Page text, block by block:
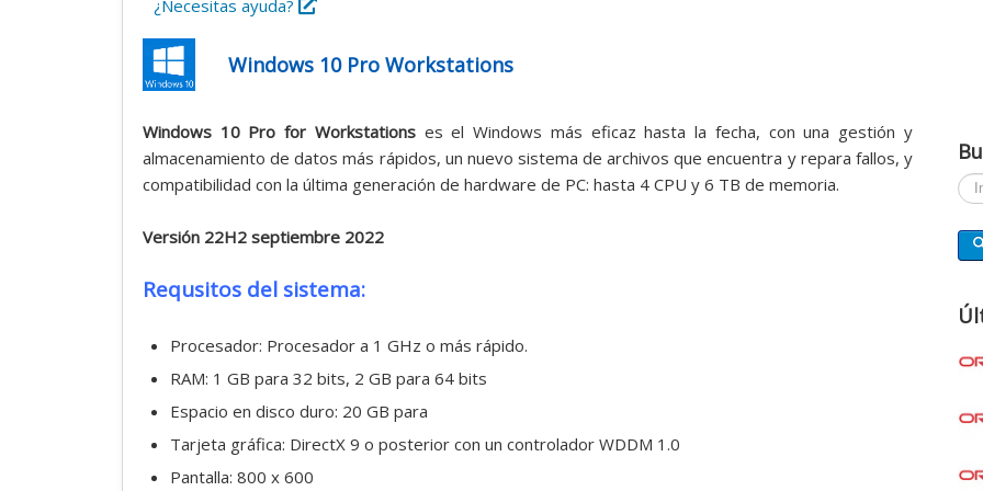
¿Necesitas ayuda?
Windows 10 Pro Workstations
Windows 10 Pro for Workstationses el Windows más eficaz hasta la fecha, con una gestión y
almacenamiento de datos más rápidos, un nuevo sistema de archivos que encuentra y repara fallos, y
compatibilidad con la última generación de hardware de PC: hasta 4 CPU y 6 TB de memoria.
Versión 22H2 septiembre 2022
Requsitos del sistema:
Procesador: Procesador a 1 GHz o más rápido.
RAM: 1 GB para 32 bits, 2 GB para 64 bits
Espacio en disco duro: 20 GB para
Tarjeta gráfica: DirectX 9 o posterior con un controlador WDDM 1.0
Pantalla: 800 x 600